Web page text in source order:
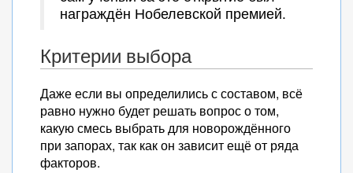
награждён Нобелевской премией.
Критерии выбора
Даже если вы определились с составом, всё
равно нужно будет решать вопрос о том,
какую смесь выбрать для новорождённого
при запорах, так как он зависит ещё от ряда
факторов.